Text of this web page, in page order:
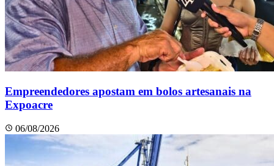
Empreendedores apostam em bolos artesanais na
Expoacre
06/08/2026